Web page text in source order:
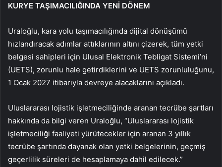
KURYE TAŞIMACILIĞINDA YENİ DÖNEM
Uraloğlu, kara yolu taşımacılığında dijital dönüşümü
hızlandıracak adımlar attıklarının altını çizerek, tüm yetki
belgesi sahipleri için Ulusal Elektronik Tebligat Sistemi’ni
(UETS), zorunlu hale getirdiklerini ve UETS zorunluluğunu,
1 Ocak 2027 itibarıyla devreye alacaklarını açıkladı.
Uluslararası lojistik işletmeciliğinde aranan tecrübe şartları
hakkında da bilgi veren Uraloğlu, “Uluslararası lojistik
işletmeciliği faaliyeti yürütecekler için aranan 3 yıllık
tecrübe şartında dayanak olan yetki belgelerinin, geçmiş
geçerlilik süreleri de hesaplamaya dahil edilecek.”